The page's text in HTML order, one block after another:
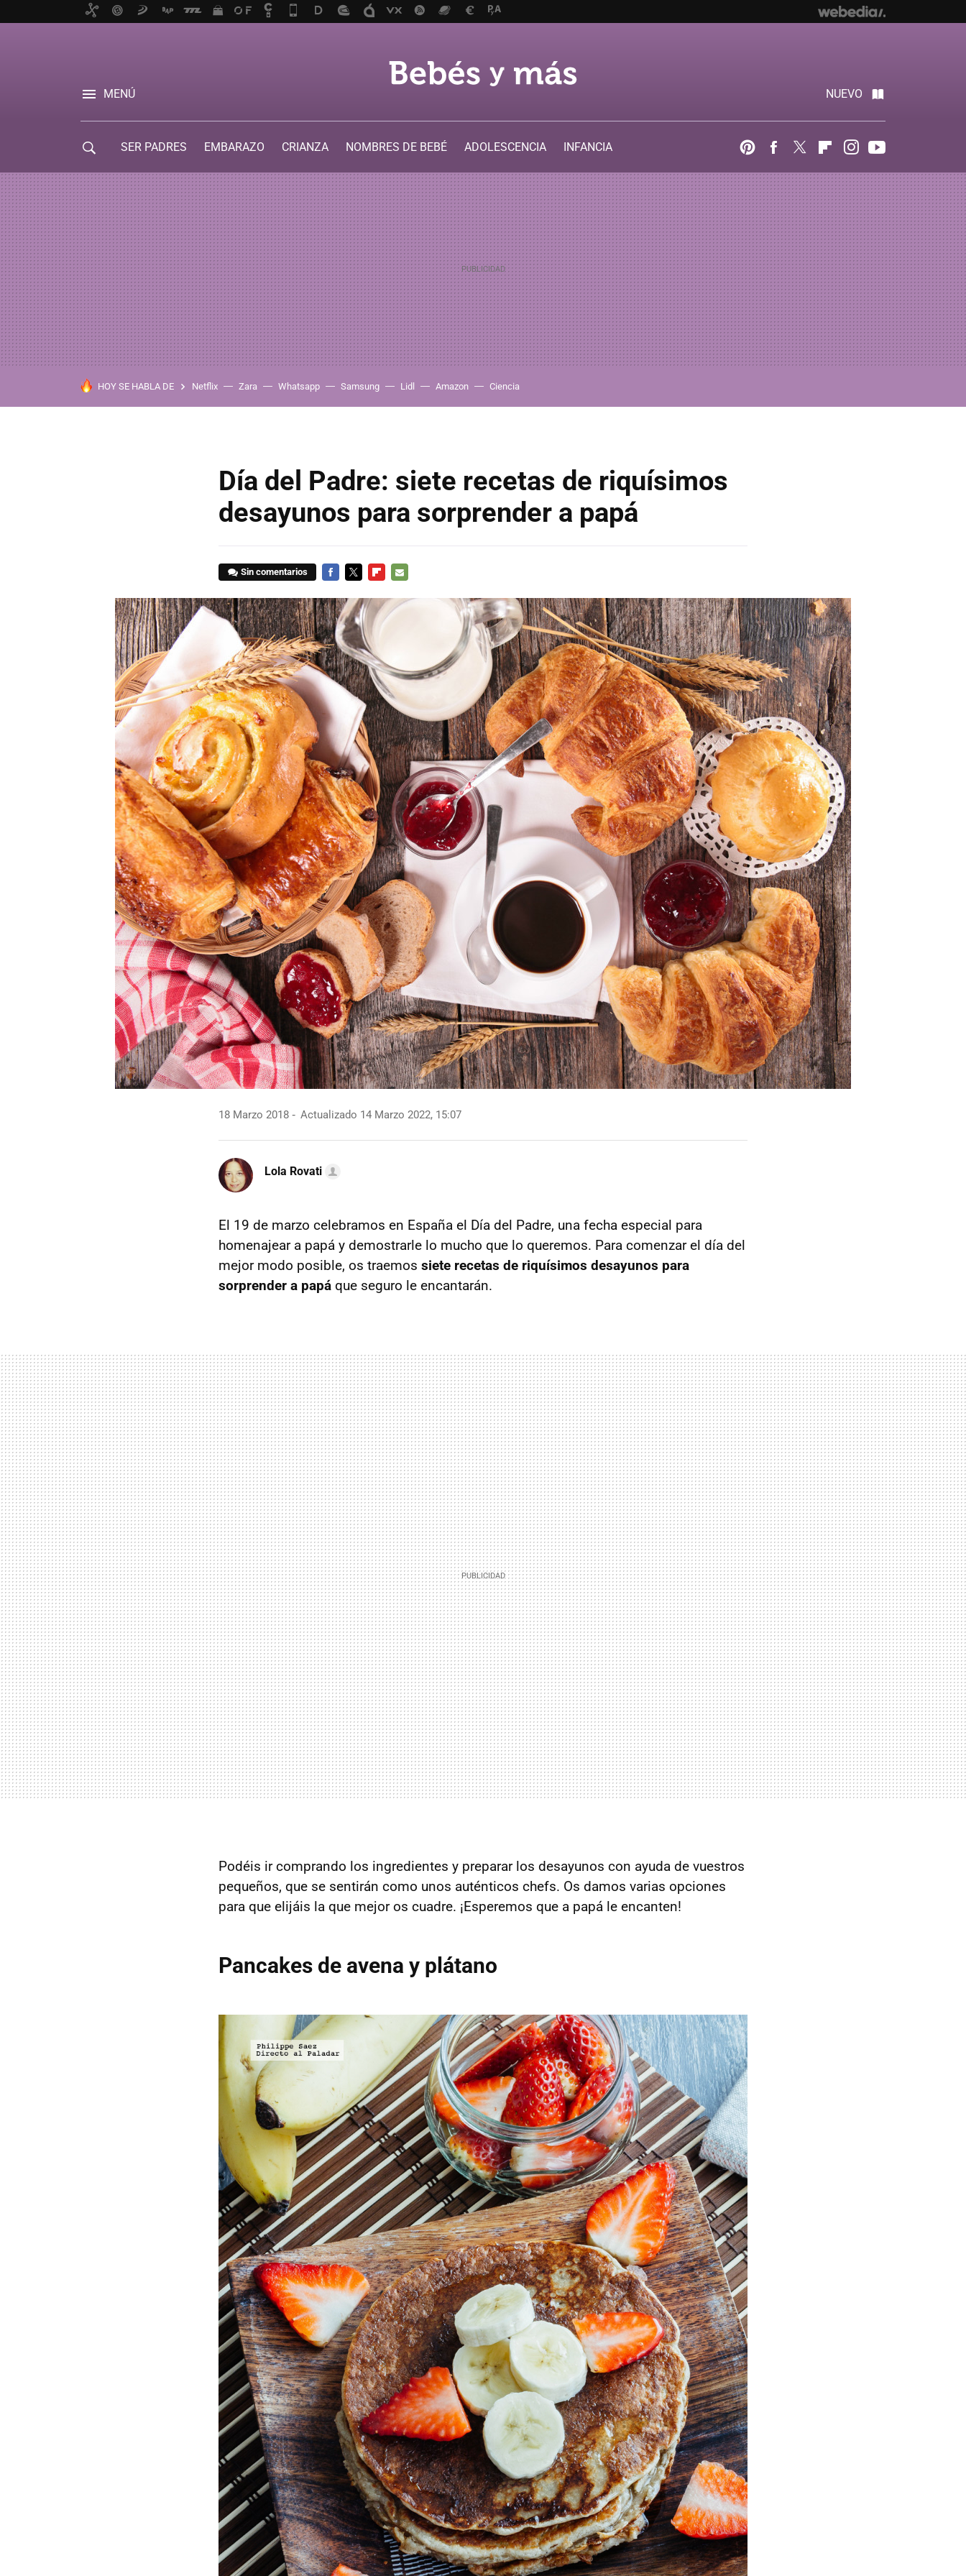
MENÚ NUEVO
SER PADRES EMBARAZO CRIANZA NOMBRES DE BEBÉ ADOLESCENCIA
INFANCIA
PinterestFacebook
Twitter FlipboardInstagram
HOY SE HABLA DE Netflix Zara Whatsapp Samsung Lidl Amazon Ciencia
Día del Padre: siete recetas de riquísimos
desayunos para sorprender a papá
Sin comentarios
MAIL
18 Marzo 2018 Actualizado 14 Marzo 2022, 15:07
Lola Rovati
El 19 de marzo celebramos en España el Día del Padre, una fecha especial para
homenajear a papá y demostrarle lo mucho que lo queremos. Para comenzar el día del
mejor modo posible, os traemos siete recetas de riquísimos desayunos para
sorprender a papá que seguro le encantarán.
Podéis ir comprando los ingredientes y preparar los desayunos con ayuda de vuestros
pequeños, que se sentirán como unos auténticos chefs. Os damos varias opciones
para que elijáis la que mejor os cuadre. ¡Esperemos que a papá le encanten!
Pancakes de avena y plátano